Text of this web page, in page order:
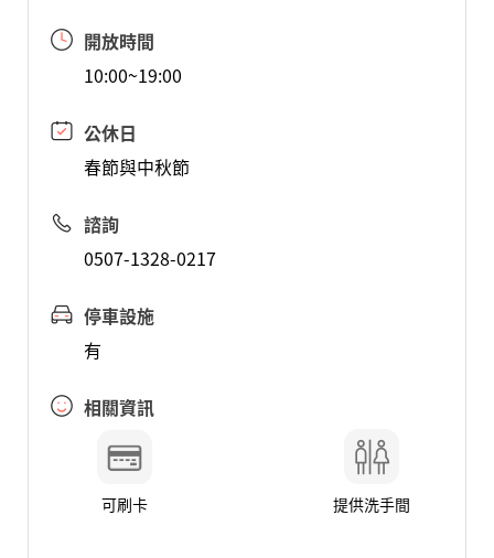
開放時間
10:00~19:00
公休日
春節與中秋節
諮詢
0507-1328-0217
停車設施
有
相關資訊
可刷卡 提供洗手間